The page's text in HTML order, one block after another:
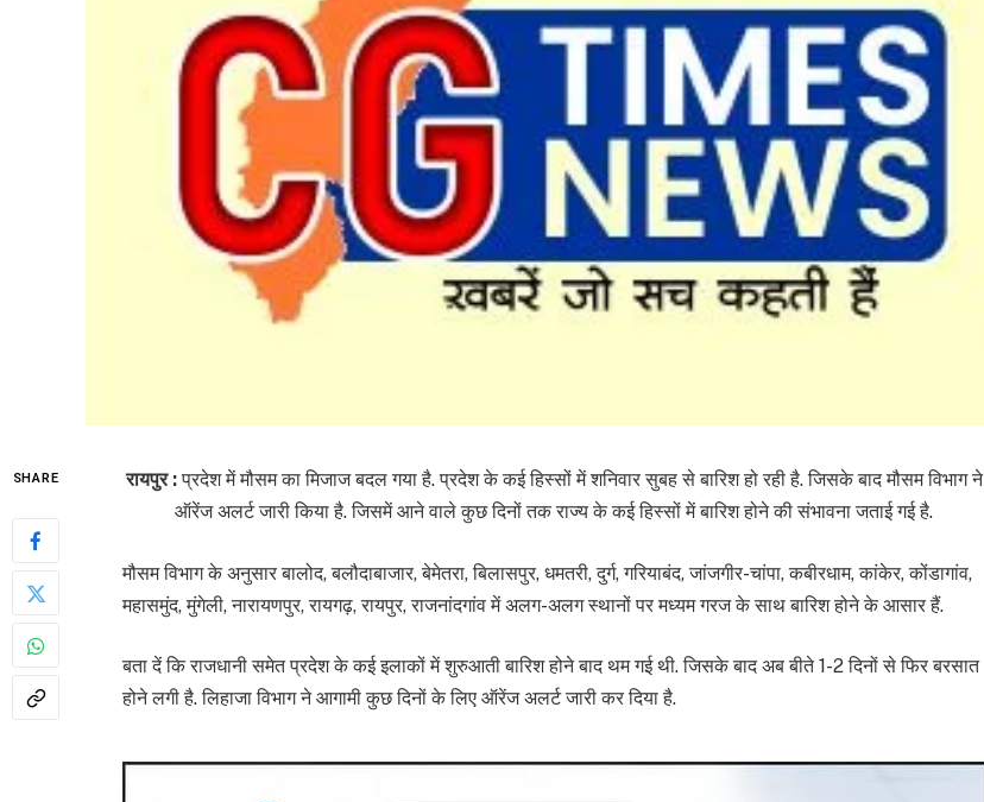
SHARE रायपुर :प्रदेश में मौसम का मिजाज बदल गया है. प्रदेश के कई हिस्सों में शनिवार सुबह से बारिश हो रही है. जिसके बाद मौसम विभाग ने
ऑरेंज अलर्ट जारी किया है. जिसमें आने वाले कुछ दिनों तक राज्य के कई हिस्सों में बारिश होने की संभावना जताई गई है.
मौसम विभाग के अनुसार बालोद, बलौदाबाजार, बेमेतरा, बिलासपुर, धमतरी, दुर्ग, गरियाबंद, जांजगीर-चांपा, कबीरधाम, कांकेर, कोंडागांव,
महासमुंद, मुंगेली, नारायणपुर, रायगढ़, रायपुर, राजनांदगांव में अलग-अलग स्थानों पर मध्यम गरज के साथ बारिश होने के आसार हैं.
बता दें कि राजधानी समेत प्रदेश के कई इलाकों में शुरुआती बारिश होने बाद थम गई थी. जिसके बाद अब बीते 1-2 दिनों से फिर बरसात
होने लगी है. लिहाजा विभाग ने आगामी कुछ दिनों के लिए ऑरेंज अलर्ट जारी कर दिया है.